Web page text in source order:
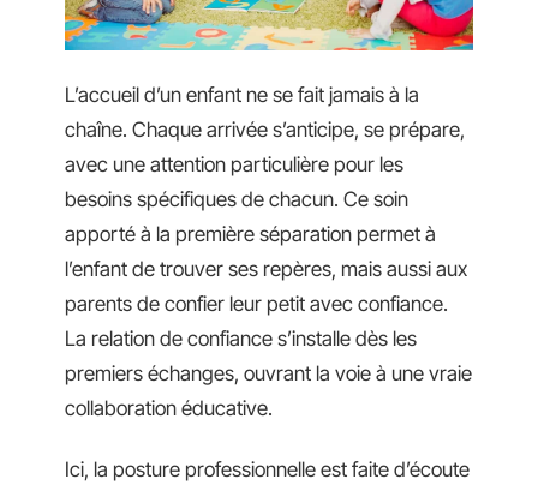
L’accueil d’un enfant ne se fait jamais à la
chaîne. Chaque arrivée s’anticipe, se prépare,
avec une attention particulière pour les
besoins spécifiques de chacun. Ce soin
apporté à la première séparation permet à
l’enfant de trouver ses repères, mais aussi aux
parents de confier leur petit avec confiance.
La relation de confiance s’installe dès les
premiers échanges, ouvrant la voie à une vraie
collaboration éducative.
Ici, la posture professionnelle est faite d’écoute